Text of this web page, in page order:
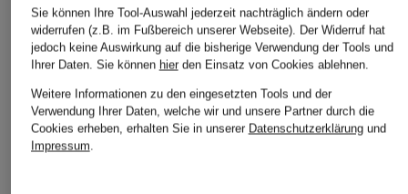
Weitere Kategorien
Abendkleider
Kleider
Sie können Ihre Tool-Auswahl jederzeit nachträglich ändern oder
widerrufen (z.B. im Fußbereich unserer Webseite). Der Widerruf hat
jedoch keine Auswirkung auf die bisherige Verwendung der Tools und
Ihrer Daten. Sie können hierden Einsatz von Cookies ablehnen.
Weitere Informationen zu den eingesetzten Tools und der
Verwendung Ihrer Daten, welche wir und unsere Partner durch die
Cookies erheben, erhalten Sie in unserer Datenschutzerklärungund
Impressum.